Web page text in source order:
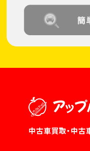
中古車買取・中古